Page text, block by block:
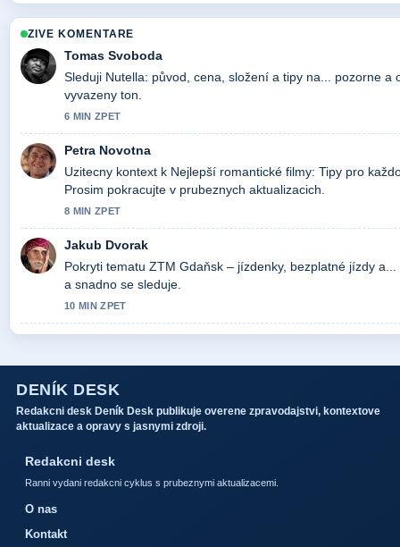
ZIVE KOMENTARE
Tomas Svoboda
Sleduji Nutella: původ, cena, složení a tipy na... pozorne a
vyvazeny ton.
6 MIN ZPET
Petra Novotna
Uzitecny kontext k Nejlepší romantické filmy: Tipy pro
Prosim pokracujte v prubeznych aktualizacich.
8 MIN ZPET
Jakub Dvorak
Pokryti tematu ZTM Gdaňsk – jízdenky, bezplatné jízdy
a snadno se sleduje.
10 MIN ZPET
DENÍK DESK
Redakcni desk Deník Desk publikuje overene zpravodajstvi, kontextove
aktualizace a opravy s jasnymi zdroji.
Redakcni desk
Ranni vydani redakcni cyklus s prubeznymi aktualizacemi.
O nas
Kontakt